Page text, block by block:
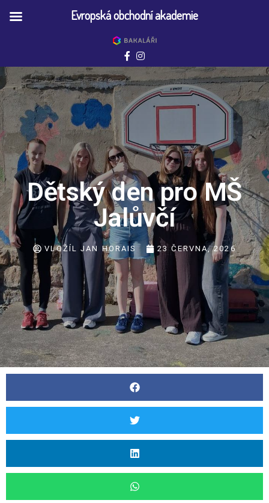
Dětský den pro MŠ
Jalůvčí
VLOŽÍL JAN HORAIS 23 ČERVNA, 2026
Evropská obchodní akademie